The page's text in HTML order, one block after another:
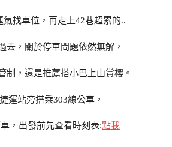
氣找車位，再走上42巷超累的..
去，關於停車問題依然無解，
制，還是推薦搭小巴上山賞櫻。
運站旁搭乘303線公車，
，出發前先查看時刻表:點我